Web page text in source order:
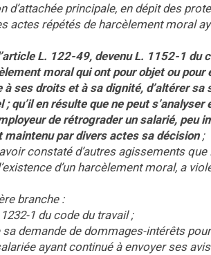
d’attachée principale, en dépit des
actes répétés de harcèlement moral
L. 122-49, devenu L. 1152-1 du
moral qui ont pour objet ou
ses droits et à sa dignité, d’altérer sa
qu’il en résulte que ne peut
de rétrograder un salarié, peu
par divers actes sa décision;
constaté d’autres agissements
d’un harcèlement moral, a
branche :
1 du code du travail ;
demande de dommages-intérêts
ayant continué à envoyer ses